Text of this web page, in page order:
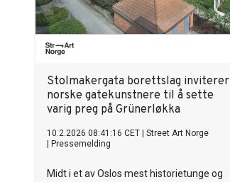
Stolmakergata borettslag inviterer
norske gatekunstnere til å sette
varig preg på Grünerløkka
10.2.2026 08:41:16 CET
Street Art Norge
Pressemelding
Midt i et av Oslos mest historietunge og